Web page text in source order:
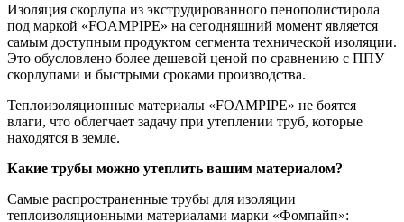
Изоляция скорлупа из экструдированного пенополистирола
под маркой «FOAMPIPE» на сегодняшний момент является
самым доступным продуктом сегмента технической изоляции.
Это обусловлено более дешевой ценой по сравнению с ППУ
скорлупами и быстрыми сроками производства.
Теплоизоляционные материалы «FOAMPIPE» не боятся
влаги, что облегчает задачу при утеплении труб, которые
находятся в земле.
Какие трубы можно утеплить вашим материалом?
Самые распространенные трубы для изоляции
теплоизоляционными материалами марки «Фомпайп»: